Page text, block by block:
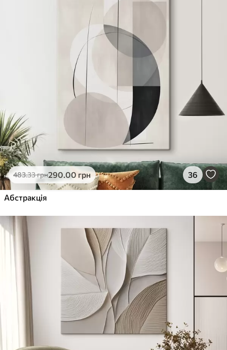
483.33грн290.00 грн 36
Абстракція